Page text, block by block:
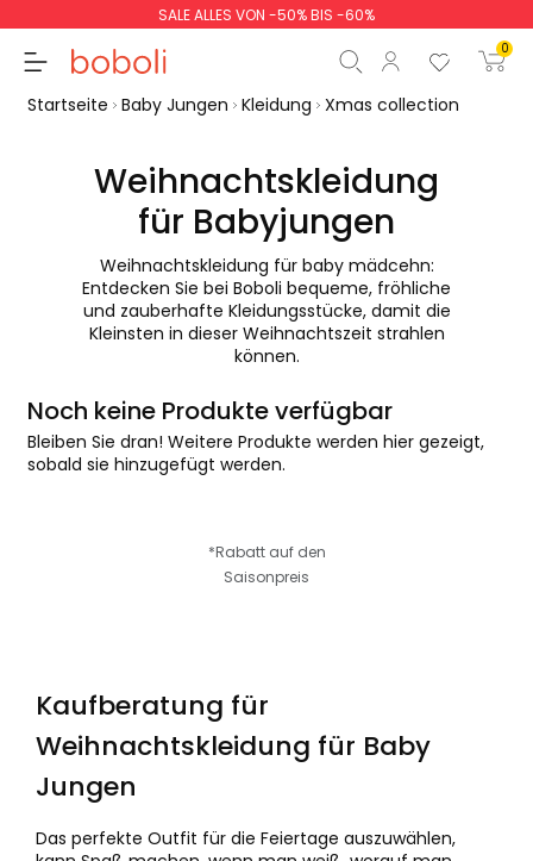
SALE ALLES VON -50% BIS -60%
0
Zwischensumme
Gesamtbetrag 0,00 €
weiter Start der Bestellung
Startseite Baby Jungen Kleidung Xmas collection
Weihnachtskleidung
für Babyjungen
Weihnachtskleidung für baby mädcehn:
Entdecken Sie bei Boboli bequeme, fröhliche
und zauberhafte Kleidungsstücke, damit die
Kleinsten in dieser Weihnachtszeit strahlen
können.
Noch keine Produkte verfügbar
Bleiben Sie dran! Weitere Produkte werden hier gezeigt,
sobald sie hinzugefügt werden.
*Rabatt auf den
Saisonpreis
Kaufberatung für
Weihnachtskleidung für Baby
Jungen
Das perfekte Outfit für die Feiertage auszuwählen,